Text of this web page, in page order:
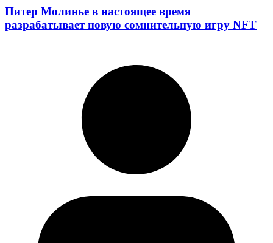
Питер Молинье в настоящее время
разрабатывает новую сомнительную игру NFT